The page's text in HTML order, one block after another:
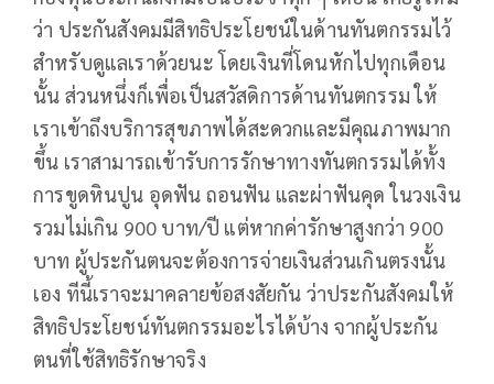
ว่า ประกันสังคมมีสิทธิประโยชน์ในด้านทันตกรรมไว้
สำหรับดูแลเราด้วยนะ โดยเงินที่โดนหักไปทุกเดือน
นั้น ส่วนหนึ่งก็เพื่อเป็นสวัสดิการด้านทันตกรรม ให้
เราเข้าถึงบริการสุขภาพได้สะดวกและมีคุณภาพมาก
ขึ้น เราสามารถเข้ารับการรักษาทางทันตกรรมได้ทั้ง
การขูดหินปูน อุดฟัน ถอนฟัน และผ่าฟันคุด ในวงเงิน
รวมไม่เกิน 900 บาท/ปี แต่หากค่ารักษาสูงกว่า 900
บาท ผู้ประกันตนจะต้องการจ่ายเงินส่วนเกินตรงนั้น
เอง ทีนี้เราจะมาคลายข้อสงสัยกัน ว่าประกันสังคมให้
สิทธิประโยชน์ทันตกรรมอะไรได้บ้าง จากผู้ประกัน
ตนที่ใช้สิทธิรักษาจริง